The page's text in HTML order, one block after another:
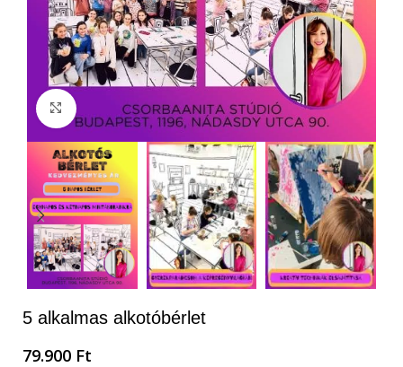
Nagyítás
5 alkalmas alkotóbérlet
79.900 Ft